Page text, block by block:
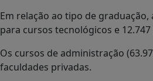
Em relação ao tipo de
para cursos tecnológicos e
Os cursos de administração
faculdades privadas.